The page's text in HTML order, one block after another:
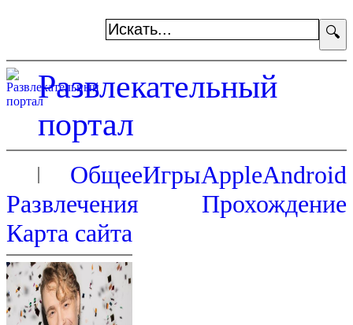
🔍
Развлекательный
портал
ОбщееИгрыAppleAndroid
Развлечения
Прохождение
Карта сайта